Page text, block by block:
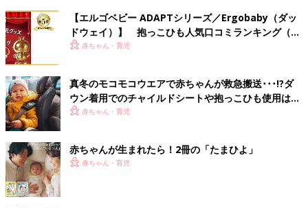
【エルゴベビー ADAPTシリーズ／Ergobaby（ダッ
ドウェイ）】 抱っこひも人気口コミランキング（体
験談）
赤ちゃん・育児
真冬のモコモコウエアで赤ちゃんが救急搬送･･･!?ダ
ウン着用でのチャイルドシートや抱っこひも使用は危
険【小児科医】
赤ちゃん・育児
赤ちゃんが生まれたら！2冊の「たまひよ」
赤ちゃん・育児